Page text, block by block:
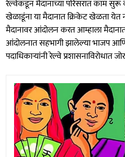
रेल्वेकडून मैदानाच्या परिसरात काम
खेळाडूंना या मैदानात क्रिकेट खेळता येत
मैदानावर आंदोलन करत आम्हाला
आंदोलनात सहभागी झालेल्या भाजप
पदाधिकाऱ्यांनी रेल्वे प्रशासनाविरोधात